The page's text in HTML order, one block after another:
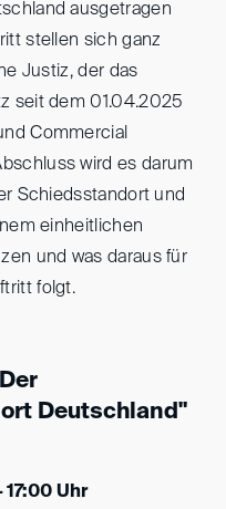
ausgetragen
stellen sich ganz
Justiz, der das
seit dem 01.04.2025
Commercial
wird es darum
Schiedsstandort und
einheitlichen
und was daraus für
folgt.
Deutschland"
Uhr